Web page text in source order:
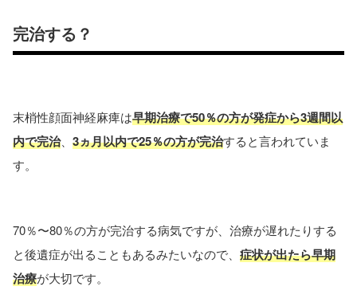
完治する？
末梢性顔面神経麻痺は早期治療で50％の方が発症から3週間以
内で完治、 3ヵ月以内で25％の方が完治すると言われていま
す。
70％〜80％の方が完治する病気ですが、治療が遅れたりする
と後遺症が出ることもあるみたいなので、 症状が出たら早期
治療が大切です。